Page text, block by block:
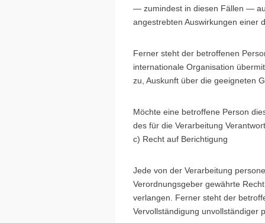
— zumindest in diesen Fällen —
angestrebten Auswirkungen einer
Ferner steht der betroffenen
internationale Organisation
zu, Auskunft über die geeigneten
Möchte eine betroffene Person
des für die Verarbeitung
c) Recht auf Berichtigung
Jede von der Verarbeitung
Verordnungsgeber gewährte
verlangen. Ferner steht der
Vervollständigung